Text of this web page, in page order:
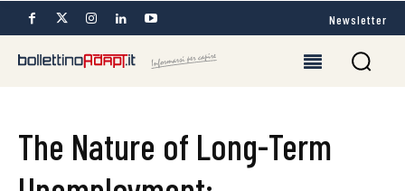
Newsletter
The Nature of Long-Term